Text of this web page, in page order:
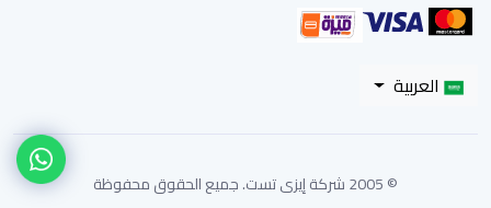
© 2005 شركة إيزى تست. جميع الحقوق محفوظة